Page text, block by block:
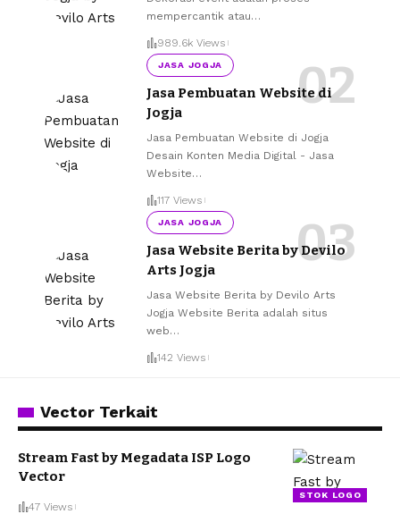
mempercantik atau…
989.6k Views
JASA JOGJA
Jasa Pembuatan Website di
Jogja
Jasa Pembuatan Website di Jogja
Desain Konten Media Digital - Jasa
Website…
117 Views
JASA JOGJA
Jasa Website Berita by Devilo
Arts Jogja
Jasa Website Berita by Devilo Arts
Jogja Website Berita adalah situs
web…
142 Views
Vector Terkait
STOK LOGO
Stream Fast by Megadata ISP Logo
Vector
47 Views